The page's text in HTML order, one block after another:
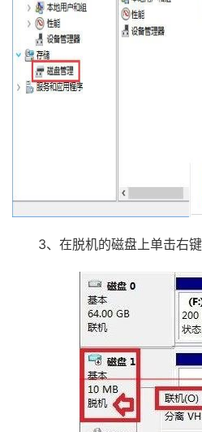
3、在脱机的磁盘上单击右键